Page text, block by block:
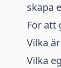
skapa
För att
Vilka
Vilka